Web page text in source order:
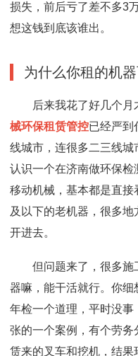
损失，前后亏了差不多3
想这钱到底该谁出。
为什么你租的机
后来我花了好几个
械环保租赁管控已经严到
线城市，连很多二三线
认识一个在济南做环保
移动机械，基本都是直接
及以下的老机器，很多
开进去。
但问题来了，很多施
器嘛，能干活就行。你
年检一个道理，平时没
张的一个案例，有个劳务
赁来的叉车和挖机，结